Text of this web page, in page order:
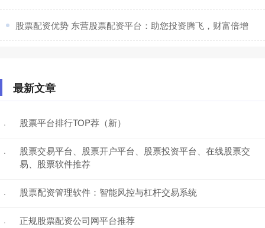
​股票配资优势 东营股票配资平台：助您投资腾飞，财富倍增
最新文章
· 股票平台排行TOP荐（新）
·
股票交易平台、股票开户平台、股票投资平台、在线股票交
易、股票软件推荐
· 股票配资管理软件：智能风控与杠杆交易系统
· 正规股票配资公司网平台推荐